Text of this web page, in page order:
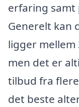
erfaring samt
Generelt kan
ligger mellem
men det er
tilbud fra
det beste